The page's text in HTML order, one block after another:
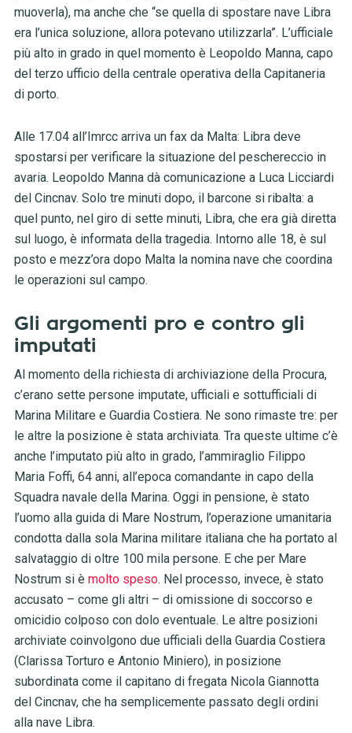
muoverla), ma anche che “se quella di spostare nave Libra
era l’unica soluzione, allora potevano utilizzarla”. L’ufficiale
più alto in grado in quel momento è Leopoldo Manna, capo
del terzo ufficio della centrale operativa della Capitaneria
di porto.
Alle 17.04 all’Imrcc arriva un fax da Malta: Libra deve
spostarsi per verificare la situazione del peschereccio in
avaria. Leopoldo Manna dà comunicazione a Luca Licciardi
del Cincnav. Solo tre minuti dopo, il barcone si ribalta: a
quel punto, nel giro di sette minuti, Libra, che era già diretta
sul luogo, è informata della tragedia. Intorno alle 18, è sul
posto e mezz’ora dopo Malta la nomina nave che coordina
le operazioni sul campo.
Gli argomenti pro e contro gli
imputati
Al momento della richiesta di archiviazione della Procura,
c’erano sette persone imputate, ufficiali e sottufficiali di
Marina Militare e Guardia Costiera. Ne sono rimaste tre: per
le altre la posizione è stata archiviata. Tra queste ultime c’è
anche l’imputato più alto in grado, l’ammiraglio Filippo
Maria Foffi, 64 anni, all’epoca comandante in capo della
Squadra navale della Marina. Oggi in pensione, è stato
l’uomo alla guida di Mare Nostrum, l’operazione umanitaria
condotta dalla sola Marina militare italiana che ha portato al
salvataggio di oltre 100 mila persone. E che per Mare
Nostrum si è molto speso. Nel processo, invece, è stato
accusato – come gli altri – di omissione di soccorso e
omicidio colposo con dolo eventuale. Le altre posizioni
archiviate coinvolgono due ufficiali della Guardia Costiera
(Clarissa Torturo e Antonio Miniero), in posizione
subordinata come il capitano di fregata Nicola Giannotta
del Cincnav, che ha semplicemente passato degli ordini
alla nave Libra.